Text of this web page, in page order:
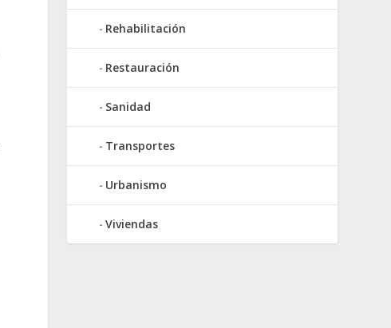
Rehabilitación
Restauración
Sanidad
Transportes
Urbanismo
Viviendas